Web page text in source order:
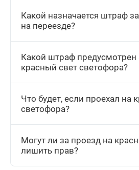
Какой назначается штраф
на переезде?
Какой штраф предусмотрен
красный свет светофора?
Что будет, если проехал на
светофора?
Могут ли за проезд на
лишить прав?